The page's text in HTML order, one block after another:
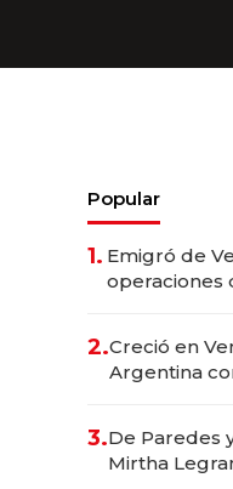
Popular
1. Emigró de
operaciones
2.Creció en
Argentina
marcas "fast
3.De Paredes
Mirtha